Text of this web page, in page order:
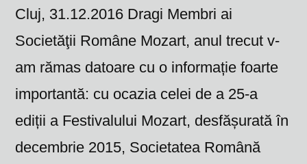
Cluj, 31.12.2016 Dragi Membri ai
Societăţii Române Mozart, anul trecut v-
am rămas datoare cu o informație foarte
importantă: cu ocazia celei de a 25-a
ediții a Festivalului Mozart, desfășurată în
decembrie 2015, Societatea Română